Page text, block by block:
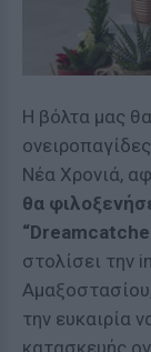
H βόλτα μας
Νέα Χρονιά,
θα
“
στολίσει την
την ευκαιρία
κατασκευής